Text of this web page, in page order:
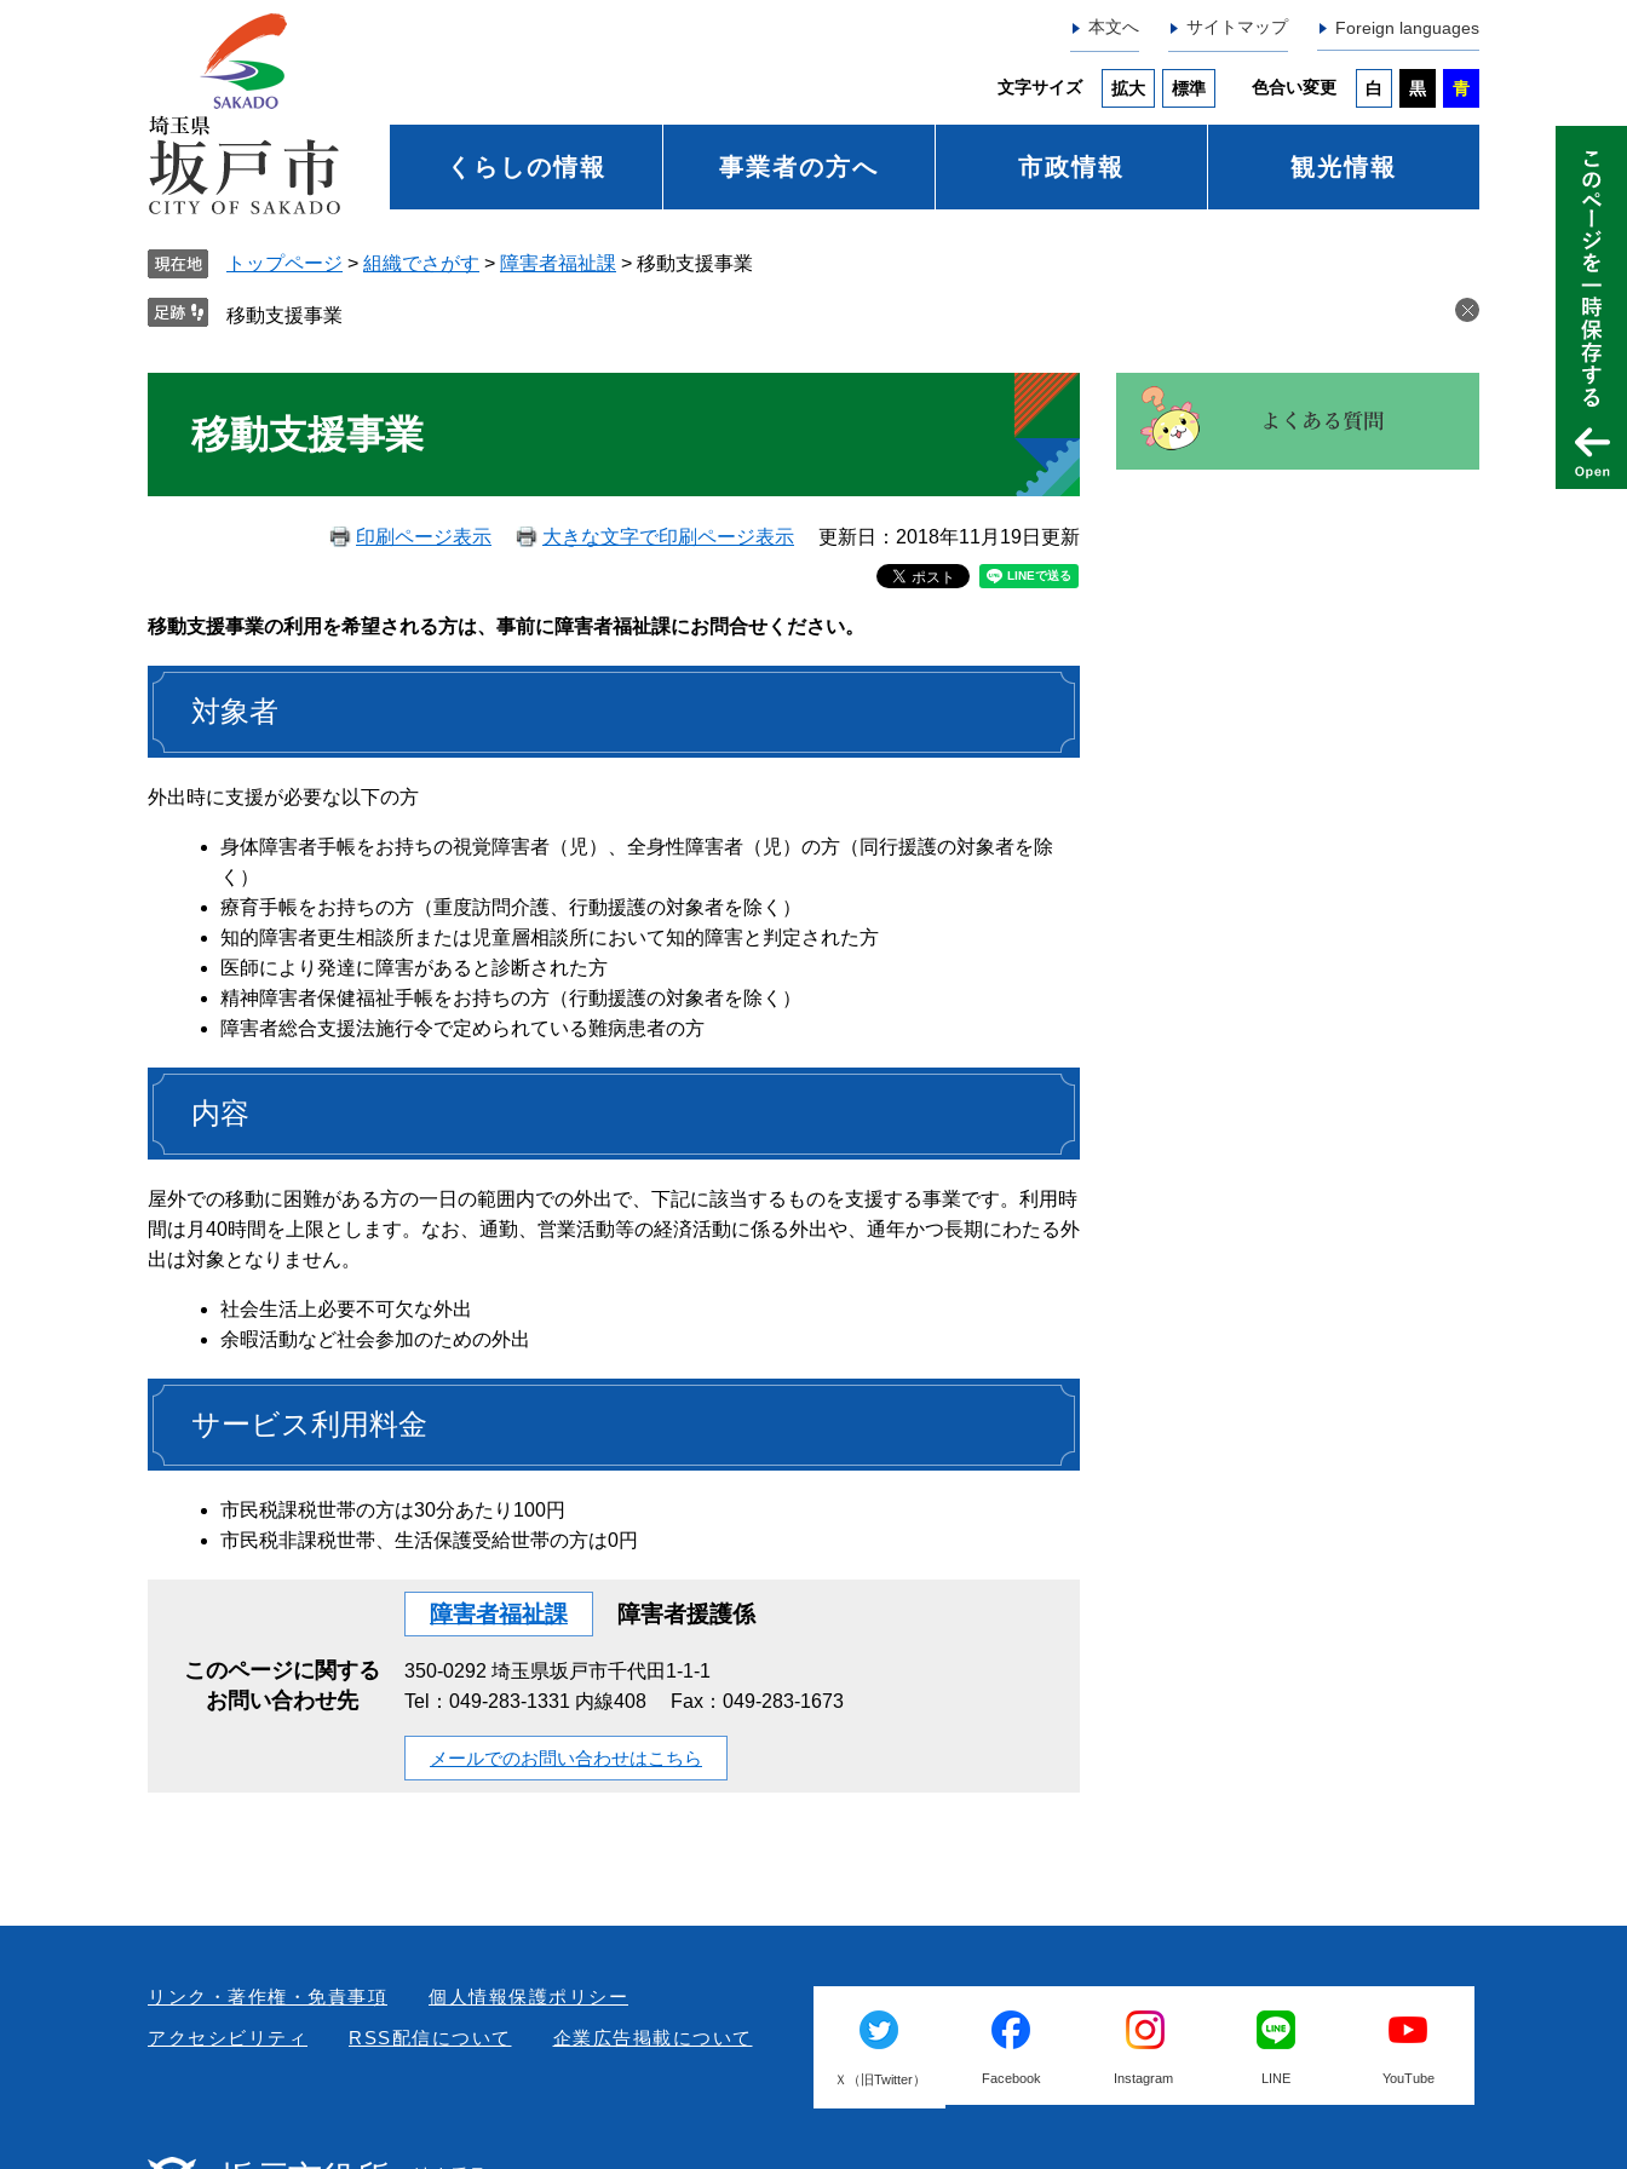
本文へ サイトマップ Foreign languages
文字サイズ 拡大 標準 色合い変更 白 黒 青
くらしの情報 事業者の方へ 市政情報 観光情報
トップページ > 組織でさがす > 障害者福祉課 > 移動支援事業
移動支援事業
移動支援事業
印刷ページ表示 大きな文字で印刷ページ表示 更新日：2018年11月19日更新
移動支援事業の利用を希望される方は、事前に障害者福祉課にお問合せください。
対象者
外出時に支援が必要な以下の方
身体障害者手帳をお持ちの視覚障害者（児）、全身性障害者（児）の方（同行援護の対象者を除
く）
療育手帳をお持ちの方（重度訪問介護、行動援護の対象者を除く）
知的障害者更生相談所または児童層相談所において知的障害と判定された方
医師により発達に障害があると診断された方
精神障害者保健福祉手帳をお持ちの方（行動援護の対象者を除く）
障害者総合支援法施行令で定められている難病患者の方
内容
屋外での移動に困難がある方の一日の範囲内での外出で、下記に該当するものを支援する事業です。利用時
間は月40時間を上限とします。なお、通勤、営業活動等の経済活動に係る外出や、通年かつ長期にわたる外
出は対象となりません。
社会生活上必要不可欠な外出
余暇活動など社会参加のための外出
サービス利用料金
市民税課税世帯の方は30分あたり100円
市民税非課税世帯、生活保護受給世帯の方は0円
このページに関する
お問い合わせ先
障害者福祉課 障害者援護係
350-0292 埼玉県坂戸市千代田1-1-1
Tel：049-283-1331 内線408
Fax：049-283-1673
メールでのお問い合わせはこちら
リンク・著作権・免責事項
個人情報保護ポリシー
アクセシビリティ
RSS配信について 企業広告掲載について
Ｘ（旧Twitter） Facebook Instagram LINE YouTube